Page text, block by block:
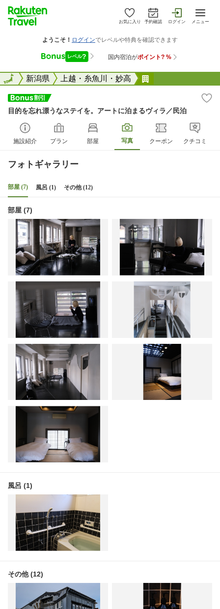
お気に入り 予約確認 ログイン メニュー
全国新潟県 上越・糸魚川・妙高
全国
目的を忘れ漂うなステイを。アートに泊まるヴィラ／民泊
施設紹介 プラン 部屋 写真 クーポン クチコミ
フォトギャラリー
部屋 (7) 風呂 (1) その他 (12)
部屋 (7)
風呂 (1)
その他 (12)